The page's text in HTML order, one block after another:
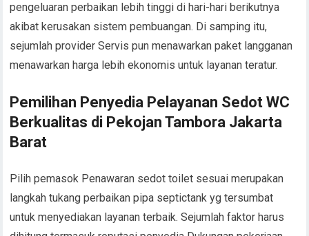
pengeluaran perbaikan lebih tinggi di hari-hari berikutnya
akibat kerusakan sistem pembuangan. Di samping itu,
sejumlah provider Servis pun menawarkan paket langganan
menawarkan harga lebih ekonomis untuk layanan teratur.
Pemilihan Penyedia Pelayanan Sedot WC
Berkualitas di Pekojan Tambora Jakarta
Barat
Pilih pemasok Penawaran sedot toilet sesuai merupakan
langkah tukang perbaikan pipa septictank yg tersumbat
untuk menyediakan layanan terbaik. Sejumlah faktor harus